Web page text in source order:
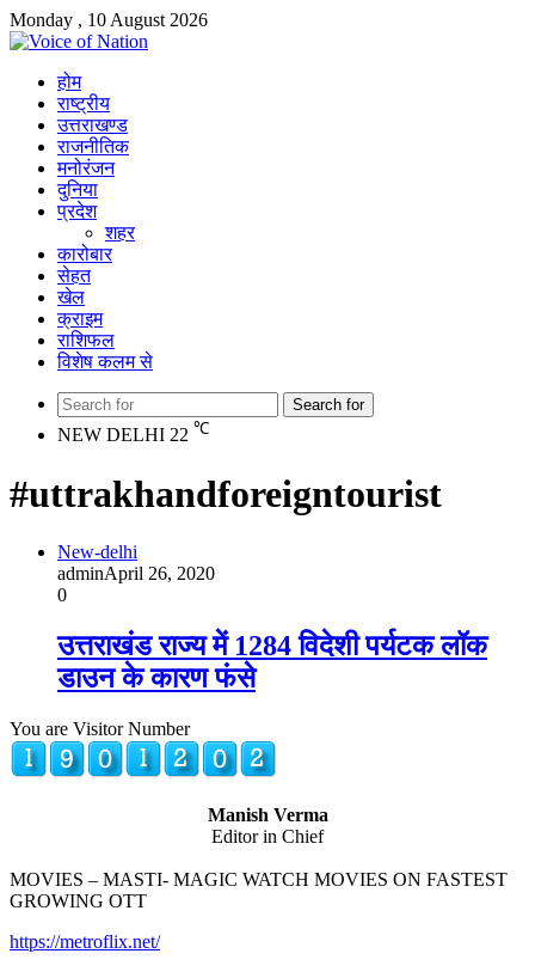
Monday , 10 August 2026
होम
राष्ट्रीय
उत्तराखण्ड
राजनीतिक
मनोरंजन
दुनिया
प्रदेश
शहर
कारोबार
सेहत
खेल
क्राइम
राशिफल
विशेष कलम से
Search for
NEW DELHI 22 ℃
#uttrakhandforeigntourist
New-delhi
adminApril 26, 2020
0
उत्तराखंड राज्य में 1284 विदेशी पर्यटक लॉक
डाउन के कारण फंसे
You are Visitor Number
Manish Verma
Editor in Chief
MOVIES – MASTI- MAGIC WATCH MOVIES ON FASTEST
GROWING OTT
https://metroflix.net/